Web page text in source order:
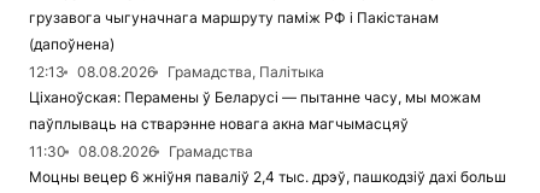
грузавога чыгуначнага маршруту паміж РФ і Пакістанам
(дапоўнена)
12:13
08.08.2026
Грамадства, Палітыка
Ціханоўская: Перамены ў Беларусі — пытанне часу, мы можам
паўплываць на стварэнне новага акна магчымасцяў
11:30
08.08.2026
Грамадства
Моцны вецер 6 жніўня паваліў 2,4 тыс. дрэў, пашкодзіў дахі больш